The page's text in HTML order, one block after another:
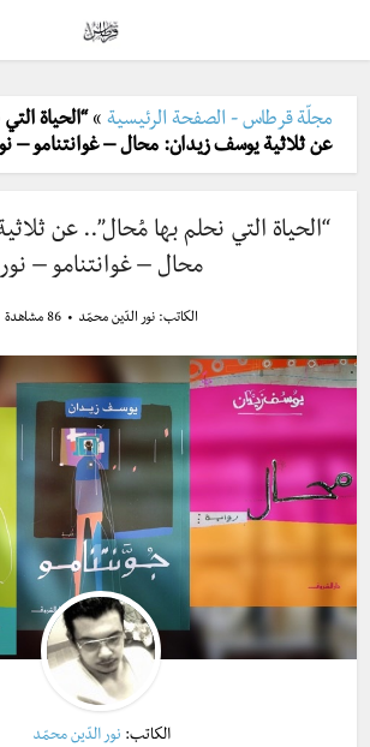
مجلّة قرطاس - الصفحة الرئيسية »“الحياة
عن ثلاثية يوسف زيدان: محال – غوانتنامو –
“الحياة التي نحلم بها مُحال”.. عن
محال – غوانتنامو – نور
الكاتب:نور الدّين محمّد 86 مشاهدة
الكاتب: نور الدّين محمّد